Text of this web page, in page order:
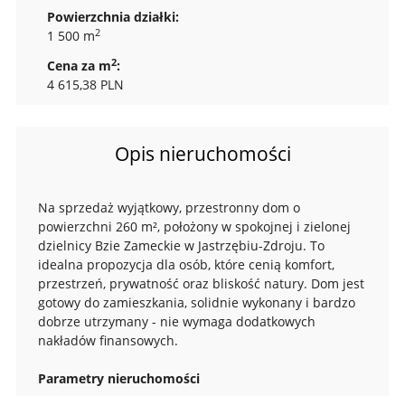
Powierzchnia działki:
1 500 m2
Cena za m2:
4 615,38 PLN
Opis nieruchomości
Na sprzedaż wyjątkowy, przestronny dom o
powierzchni 260 m², położony w spokojnej i zielonej
dzielnicy Bzie Zameckie w Jastrzębiu-Zdroju. To
idealna propozycja dla osób, które cenią komfort,
przestrzeń, prywatność oraz bliskość natury. Dom jest
gotowy do zamieszkania, solidnie wykonany i bardzo
dobrze utrzymany - nie wymaga dodatkowych
nakładów finansowych.
Parametry nieruchomości